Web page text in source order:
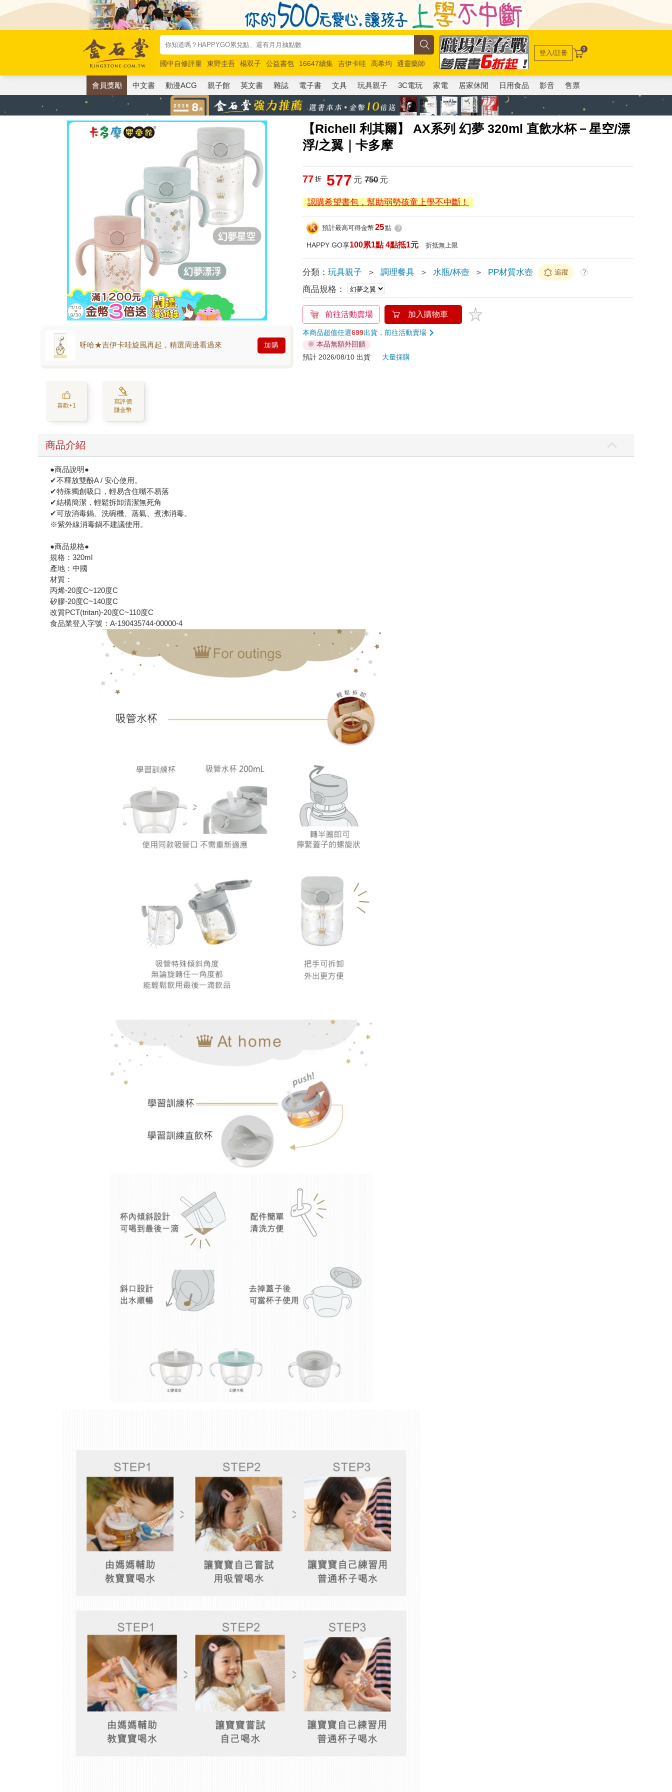
國中自修評量 東野圭吾 楊双子 公益書包 16647續集 吉伊卡哇 高希均
通靈藥師
唯紅花綻放
奧德賽 路邊攤新作 馬斯克 玩具總動員5 超慢跑
登入/註冊 0
會員獎勵 中文書 動漫ACG 親子館 英文書 雜誌 電子書 文具 玩具親子 3C電玩 家電 居家休閒 日用食品 影音 售票
【Richell 利其爾】 AX系列 幻夢 320ml 直飲水杯－星空/漂
浮/之翼｜卡多摩
呀哈★吉伊卡哇旋風再起，精選周邊看過來 加購
喜歡+1
寫評價
賺金幣
77 折 577 元 750元
認購希望書包，幫助弱勢孩童上學不中斷！
預計最高可得金幣 25點 ?
HAPPY GO享100累1點 4點抵1元 折抵無上限
分類：玩具親子 ＞ 調理餐具 ＞ 水瓶/杯壺 ＞ PP材質水壺 追蹤 ?
商品規格：
前往活動賣場 加入購物車
本商品超值任選699出貨，前往活動賣場
※ 本品無額外回饋
預計 2026/08/10 出貨
大量採購
商品介紹
●商品說明●
✔不釋放雙酚A / 安心使用。
✔特殊獨創吸口，輕易含住嘴不易落
✔結構簡潔，輕鬆拆卸清潔無死角
✔可放消毒鍋、洗碗機、蒸氣、煮沸消毒。
※紫外線消毒鍋不建議使用。
●商品規格●
規格：320ml
產地：中國
材質：
丙烯-20度C~120度C
矽膠-20度C~140度C
改質PCT(tritan)-20度C~110度C
食品業登入字號：A-190435744-00000-4